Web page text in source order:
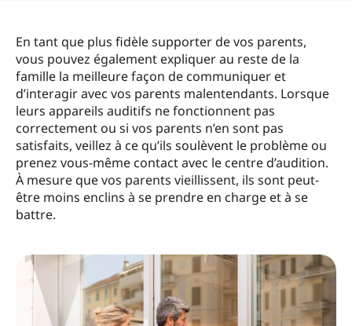
En tant que plus fidèle supporter de vos parents,
vous pouvez également expliquer au reste de la
famille la meilleure façon de communiquer et
d’interagir avec vos parents malentendants. Lorsque
leurs appareils auditifs ne fonctionnent pas
correctement ou si vos parents n’en sont pas
satisfaits, veillez à ce qu’ils soulèvent le problème ou
prenez vous-même contact avec le centre d’audition.
À mesure que vos parents vieillissent, ils sont peut-
être moins enclins à se prendre en charge et à se
battre.